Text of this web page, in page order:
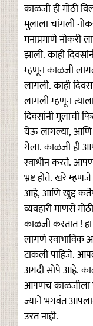
काळजी ही मोठी
मुलाला चांगली
मनाप्रमाणे नोकरी
झाली. काही
म्हणून काळजी
लागली. काही
लागली म्हणून
दिवसांनी मुलाची
येऊ लागल्या,
गेला. काळजी ही
स्वाधीन करते.
भ्रष्ट होते. खरे
आहे, आणि खुद्द
व्यवहारी माणसे
काळजी करतात ! हा
लागणे स्वाभाविक
टाकली पाहिजे.
अगदी सोपे आहे.
आपणच काळजीला
ज्याने भगवंत
उरत नाही.